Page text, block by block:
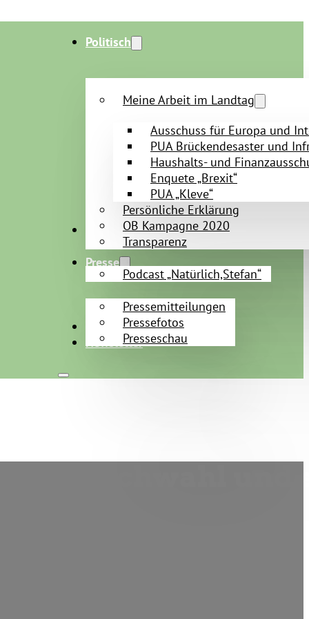
Politisch
Meine Arbeit im Landtag
Ausschuss für Europa und
PUA Brückendesaster und
Haushalts- und
Enquete „Brexit“
PUA „Kleve“
Persönliche Erklärung
OB Kampagne 2020
Transparenz
Persönlich
Podcast „Natürlich,Stefan“
Presse
Pressemitteilungen
Pressefotos
Presseschau
Kontakt
Newsletter